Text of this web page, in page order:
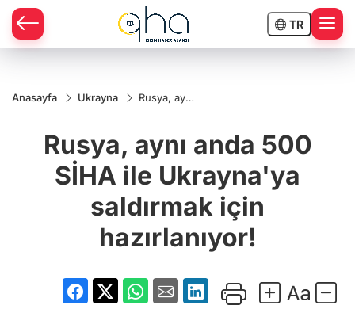
TR
Anasayfa Ukrayna
Rusya, aynı
saldırmak
için
hazırlanıyor!
Rusya, aynı anda 500
SİHA ile Ukrayna'ya
saldırmak için
hazırlanıyor!